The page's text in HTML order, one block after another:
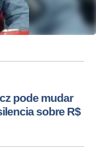
pode mudar
sobre R$